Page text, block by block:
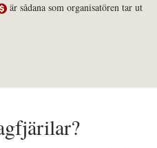
är sådana som organisatören tar ut